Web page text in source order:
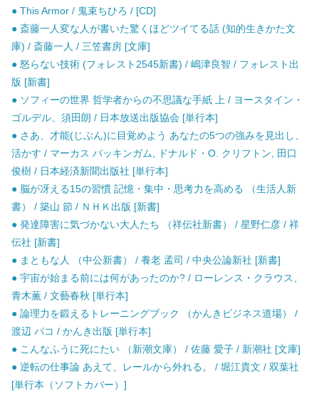
● This Armor / 鬼束ちひろ / [CD]
● 斎藤一人変な人が書いた驚くほどツイてる話 (知的生きかた文
庫) / 斎藤一人 / 三笠書房 [文庫]
● 怒らない技術 (フォレスト2545新書) / 嶋津良智 / フォレスト出
版 [新書]
● ソフィーの世界 哲学者からの不思議な手紙 上 / ヨースタイン・
ゴルデル、須田朗 / 日本放送出版協会 [単行本]
● さあ、才能(じぶん)に目覚めよう あなたの5つの強みを見出し、
活かす / マーカス バッキンガム, ドナルド・O. クリフトン, 田口
俊樹 / 日本経済新聞出版社 [単行本]
● 脳が冴える15の習慣 記憶・集中・思考力を高める （生活人新
書） / 築山 節 / ＮＨＫ出版 [新書]
● 発達障害に気づかない大人たち （祥伝社新書） / 星野仁彦 / 祥
伝社 [新書]
● まともな人 （中公新書） / 養老 孟司 / 中央公論新社 [新書]
● 宇宙が始まる前には何があったのか? / ローレンス・クラウス、
青木薫 / 文藝春秋 [単行本]
● 論理力を鍛えるトレーニングブック （かんきビジネス道場） /
渡辺 パコ / かんき出版 [単行本]
● こんなふうに死にたい （新潮文庫） / 佐藤 愛子 / 新潮社 [文庫]
● 逆転の仕事論 あえて、レールから外れる。 / 堀江貴文 / 双葉社
[単行本（ソフトカバー）]